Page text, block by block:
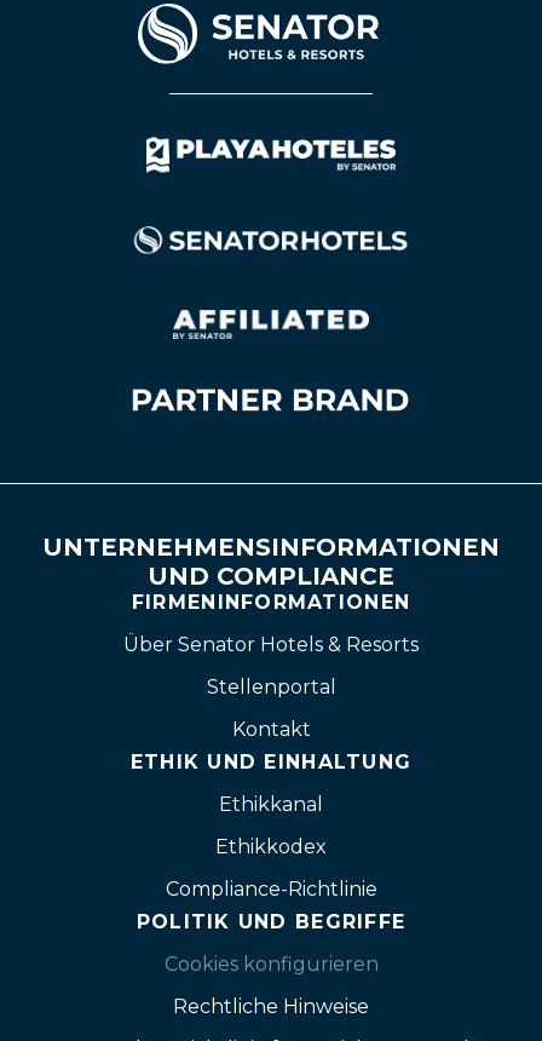
UNTERNEHMENSINFORMATIONEN
UND COMPLIANCE
FIRMENINFORMATIONEN
Über Senator Hotels & Resorts
Stellenportal
Kontakt
ETHIK UND EINHALTUNG
Ethikkanal
Ethikkodex
Compliance-Richtlinie
POLITIK UND BEGRIFFE
Cookies konfigurieren
Rechtliche Hinweise